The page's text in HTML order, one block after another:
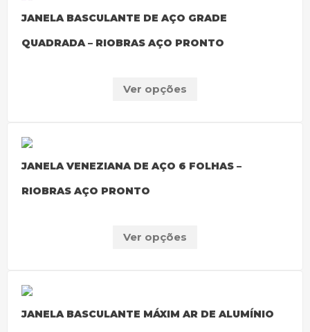
JANELA BASCULANTE DE AÇO GRADE
QUADRADA – RIOBRAS AÇO PRONTO
Ver opções
JANELA VENEZIANA DE AÇO 6 FOLHAS –
RIOBRAS AÇO PRONTO
Ver opções
JANELA BASCULANTE MÁXIM AR DE ALUMÍNIO